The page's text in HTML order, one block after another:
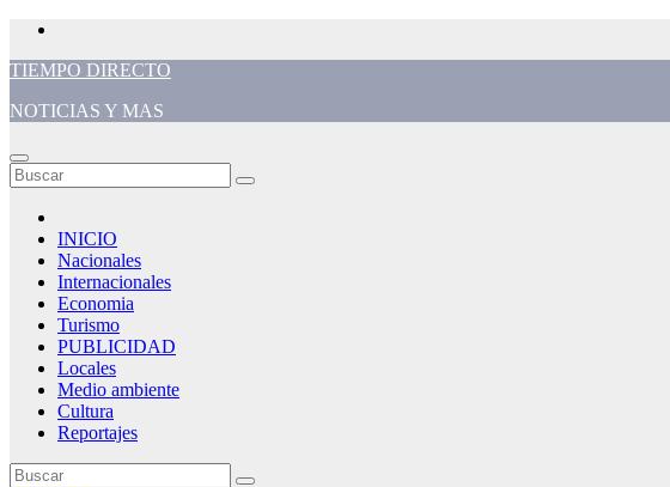
Saltar
contenido
TIEMPO DIRECTO
NOTICIAS Y MAS
INICIO
Nacionales
Internacionales
Economia
Turismo
PUBLICIDAD
Locales
Medio ambiente
Cultura
Reportajes